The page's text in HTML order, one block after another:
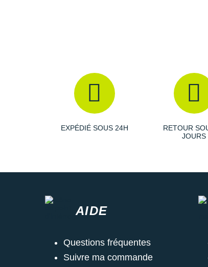
EXPÉDIÉ SOUS 24H
RETOUR
JOURS
AIDE
Questions fréquentes
Suivre ma commande